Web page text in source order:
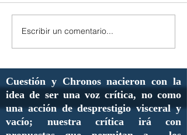
Escribir un comentario...
Cuestión y Chronos nacieron con la
idea de ser una voz crítica, no como
una acción de desprestigio visceral y
vacío; nuestra crítica irá con